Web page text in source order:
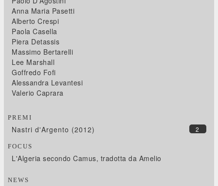
Anna Maria Pasetti
Alberto Crespi
Paola Casella
Piera Detassis
Massimo Bertarelli
Lee Marshall
Goffredo Fofi
Alessandra Levantesi
Valerio Caprara
PREMI
2
Nastri d'Argento (2012)
FOCUS
L'Algeria secondo Camus, tradotta da Amelio
NEWS